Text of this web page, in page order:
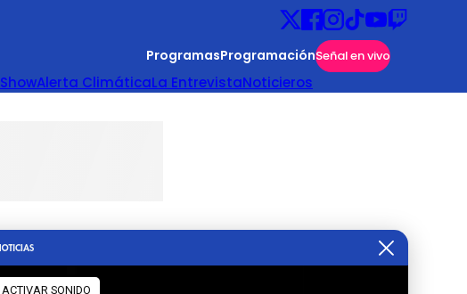
ProgramasProgramaciónSeñal en vivo
ShowAlerta ClimáticaLa EntrevistaNoticieros